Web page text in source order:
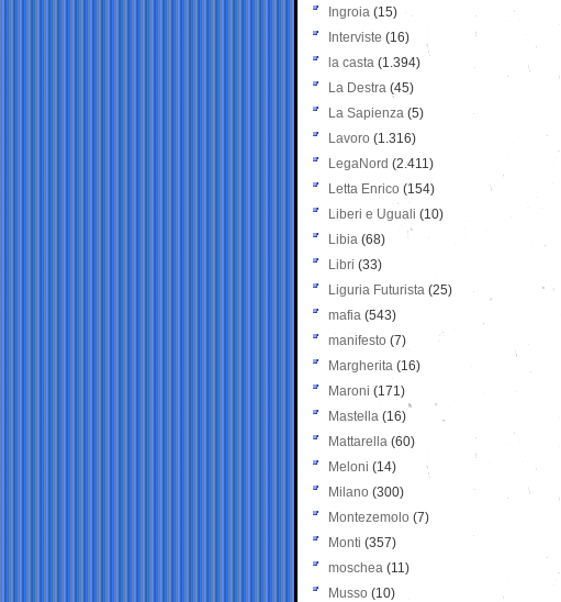
Ingroia (15)
Interviste (16)
la casta (1.394)
La Destra (45)
La Sapienza (5)
Lavoro (1.316)
LegaNord (2.411)
Letta Enrico (154)
Liberi e Uguali (10)
Libia (68)
Libri (33)
Liguria Futurista (25)
mafia (543)
manifesto (7)
Margherita (16)
Maroni (171)
Mastella (16)
Mattarella (60)
Meloni (14)
Milano (300)
Montezemolo (7)
Monti (357)
moschea (11)
Musso (10)